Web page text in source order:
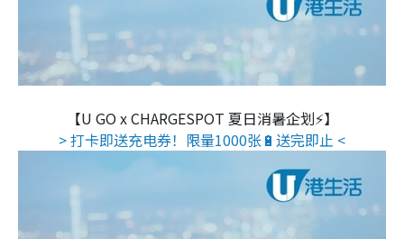
【U GO x CHARGESPOT 夏日消暑企划⚡】
> 打卡即送充电券！限量1000张🔋送完即止 <